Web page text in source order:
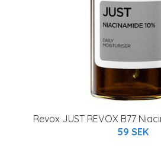
Revox JUST REVOX B77
59 SEK